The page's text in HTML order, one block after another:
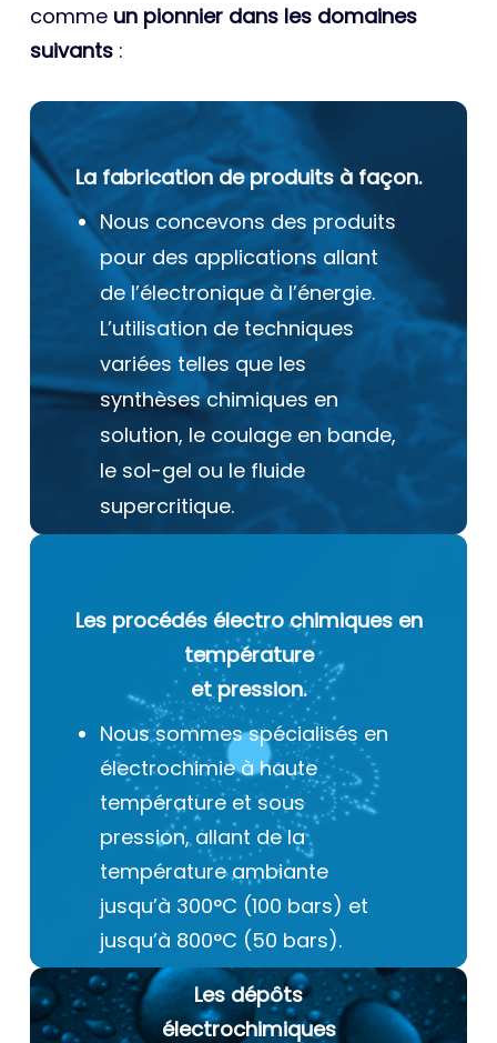
comme un pionnier dans les domaines
suivants :
La fabrication de produits à façon.
Nous concevons des produits
pour des applications allant
de l’électronique à l’énergie.
L’utilisation de techniques
variées telles que les
synthèses chimiques en
solution, le coulage en bande,
le sol-gel ou le fluide
supercritique.
Les procédés électro chimiques en
température
et pression.
Nous sommes spécialisés en
électrochimie à haute
température et sous
pression, allant de la
température ambiante
jusqu’à 300°C (100 bars) et
jusqu’à 800°C (50 bars).
Les dépôts
électrochimiques